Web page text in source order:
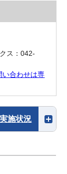
ス：042-
い合わせは専
施状況